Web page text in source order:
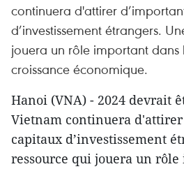
continuera d'attirer
d’investissement étrangers.
jouera un rôle important
croissance économique.
Hanoi (VNA) - 2024 devrait
Vietnam continuera d'attirer
capitaux d’investissement
ressource qui jouera un